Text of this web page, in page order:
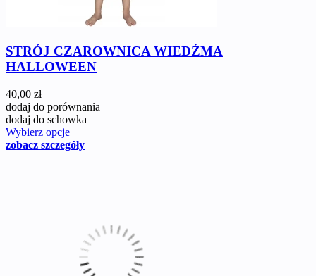
STRÓJ CZAROWNICA WIEDŹMA
HALLOWEEN
40,00 zł
dodaj do porównania
dodaj do schowka
Wybierz opcje
zobacz szczegóły